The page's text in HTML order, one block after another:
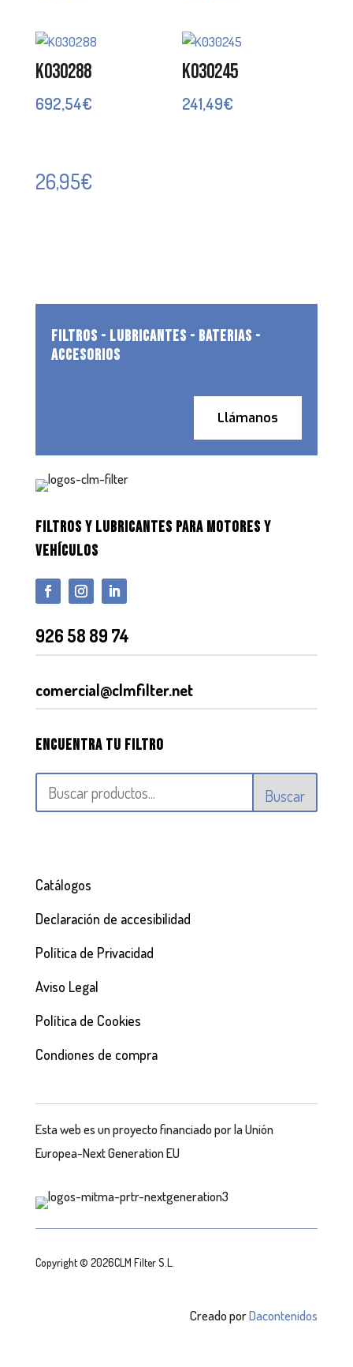
K030288
692,54€
K030245
241,49€
26,95€
FILTROS - LUBRICANTES - BATERIAS -
ACCESORIOS
Llámanos
FILTROS Y LUBRICANTES PARA MOTORES Y
VEHÍCULOS
926 58 89 74
comercial@clmfilter.net
Encuentra tu filtro
Buscar
Catálogos
Declaración de accesibilidad
Política de Privacidad
Aviso Legal
Política de Cookies
Condiones de compra
Esta web es un proyecto financiado por la Unión
Europea-Next Generation EU
Copyright © 2026CLM Filter S.L.
Creado porDacontenidos